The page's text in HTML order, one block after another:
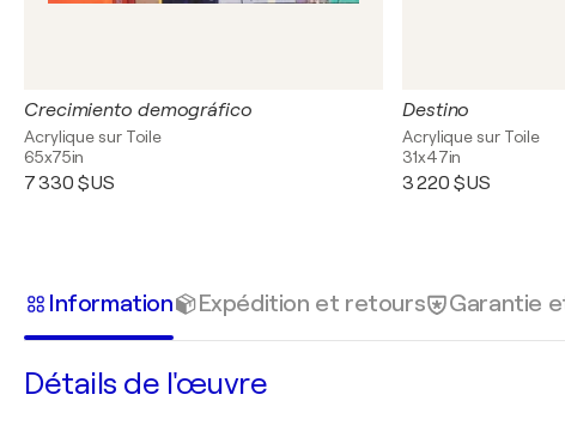
Crecimiento demográfico
Acrylique sur Toile
65x75in
7 330 $US
Destino
Acrylique sur Toile
31x47in
3 220 $US
Information Expédition et retours Garantie
Détails de l'œuvre